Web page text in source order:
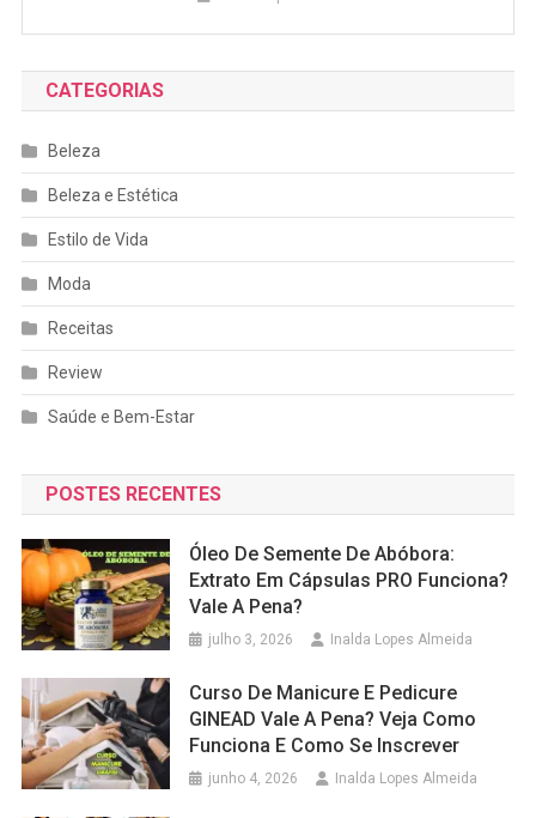
CATEGORIAS
Beleza
Beleza e Estética
Estilo de Vida
Moda
Receitas
Review
Saúde e Bem-Estar
POSTES RECENTES
Óleo De Semente De Abóbora:
Extrato Em Cápsulas PRO Funciona?
Vale A Pena?
julho 3, 2026 Inalda Lopes Almeida
Curso De Manicure E Pedicure
GINEAD Vale A Pena? Veja Como
Funciona E Como Se Inscrever
junho 4, 2026 Inalda Lopes Almeida